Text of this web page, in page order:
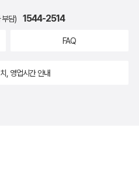
부담) 1544-2514
FAQ
, 영업시간 안내